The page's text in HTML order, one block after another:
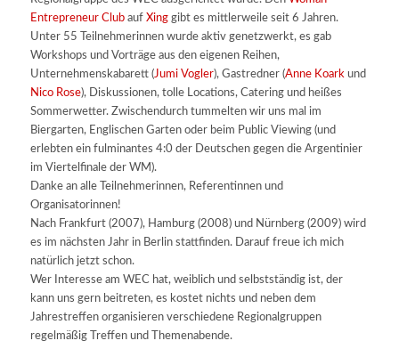
Entrepreneur Clubauf Xinggibt es mittlerweile seit 6 Jahren.
Unter 55 Teilnehmerinnen wurde aktiv genetzwerkt, es gab
Workshops und Vorträge aus den eigenen Reihen,
Unternehmenskabarett (Jumi Vogler), Gastredner (Anne Koarkund
Nico Rose), Diskussionen, tolle Locations, Catering und heißes
Sommerwetter. Zwischendurch tummelten wir uns mal im
Biergarten, Englischen Garten oder beim Public Viewing (und
erlebten ein fulminantes 4:0 der Deutschen gegen die Argentinier
im Viertelfinale der WM).
Danke an alle Teilnehmerinnen, Referentinnen und
Organisatorinnen!
Nach Frankfurt (2007), Hamburg (2008) und Nürnberg (2009) wird
es im nächsten Jahr in Berlin stattfinden. Darauf freue ich mich
natürlich jetzt schon.
Wer Interesse am WEC hat, weiblich und selbstständig ist, der
kann uns gern beitreten, es kostet nichts und neben dem
Jahrestreffen organisieren verschiedene Regionalgruppen
regelmäßig Treffen und Themenabende.